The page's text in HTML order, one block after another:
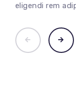
eligendi rem